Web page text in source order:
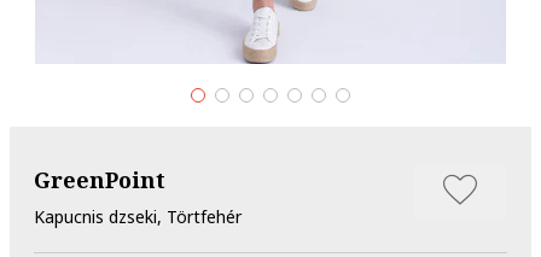
GreenPoint
Kapucnis dzseki, Törtfehér